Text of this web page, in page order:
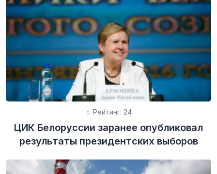
Рейтинг: 24
ЦИК Белоруссии заранее опубликовал
результаты президентских выборов